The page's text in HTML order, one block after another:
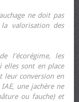
ne doit pas
valorisation des
l'écorégime, les
elles sont en place
leur conversion en
une jachère ne
ou fauche) et